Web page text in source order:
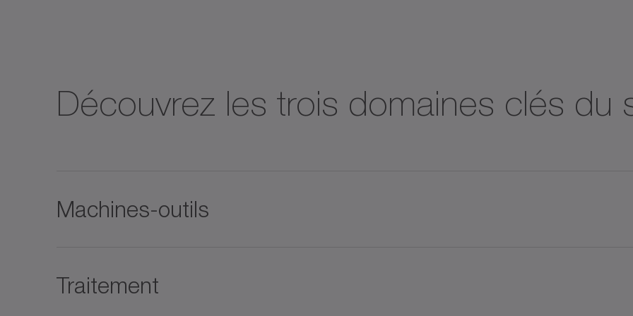
Découvrez les trois domaines clés du
Machines-outils
Traitement